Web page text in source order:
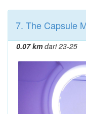
7. The Capsule
0.07 kmdari 23-25